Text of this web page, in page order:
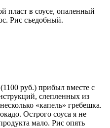
пласт в соусе, опаленный
Рис съедобный.
руб.) прибыл вместе с
слепленных из
«капель» гребешка.
Острого соуса я не
мало. Рис опять